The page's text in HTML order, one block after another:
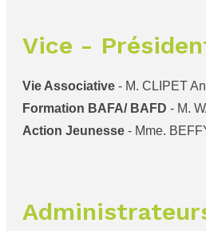
Vice -
Vie Associative - M. CLIPET
Formation BAFA/ BAFD - M.
Action Jeunesse - Mme.